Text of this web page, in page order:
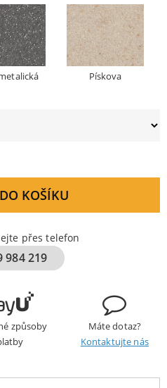
Pískova
KOŠÍKU
přes telefon
984 219
způsoby
Máte dotaz?
Kontaktujte nás